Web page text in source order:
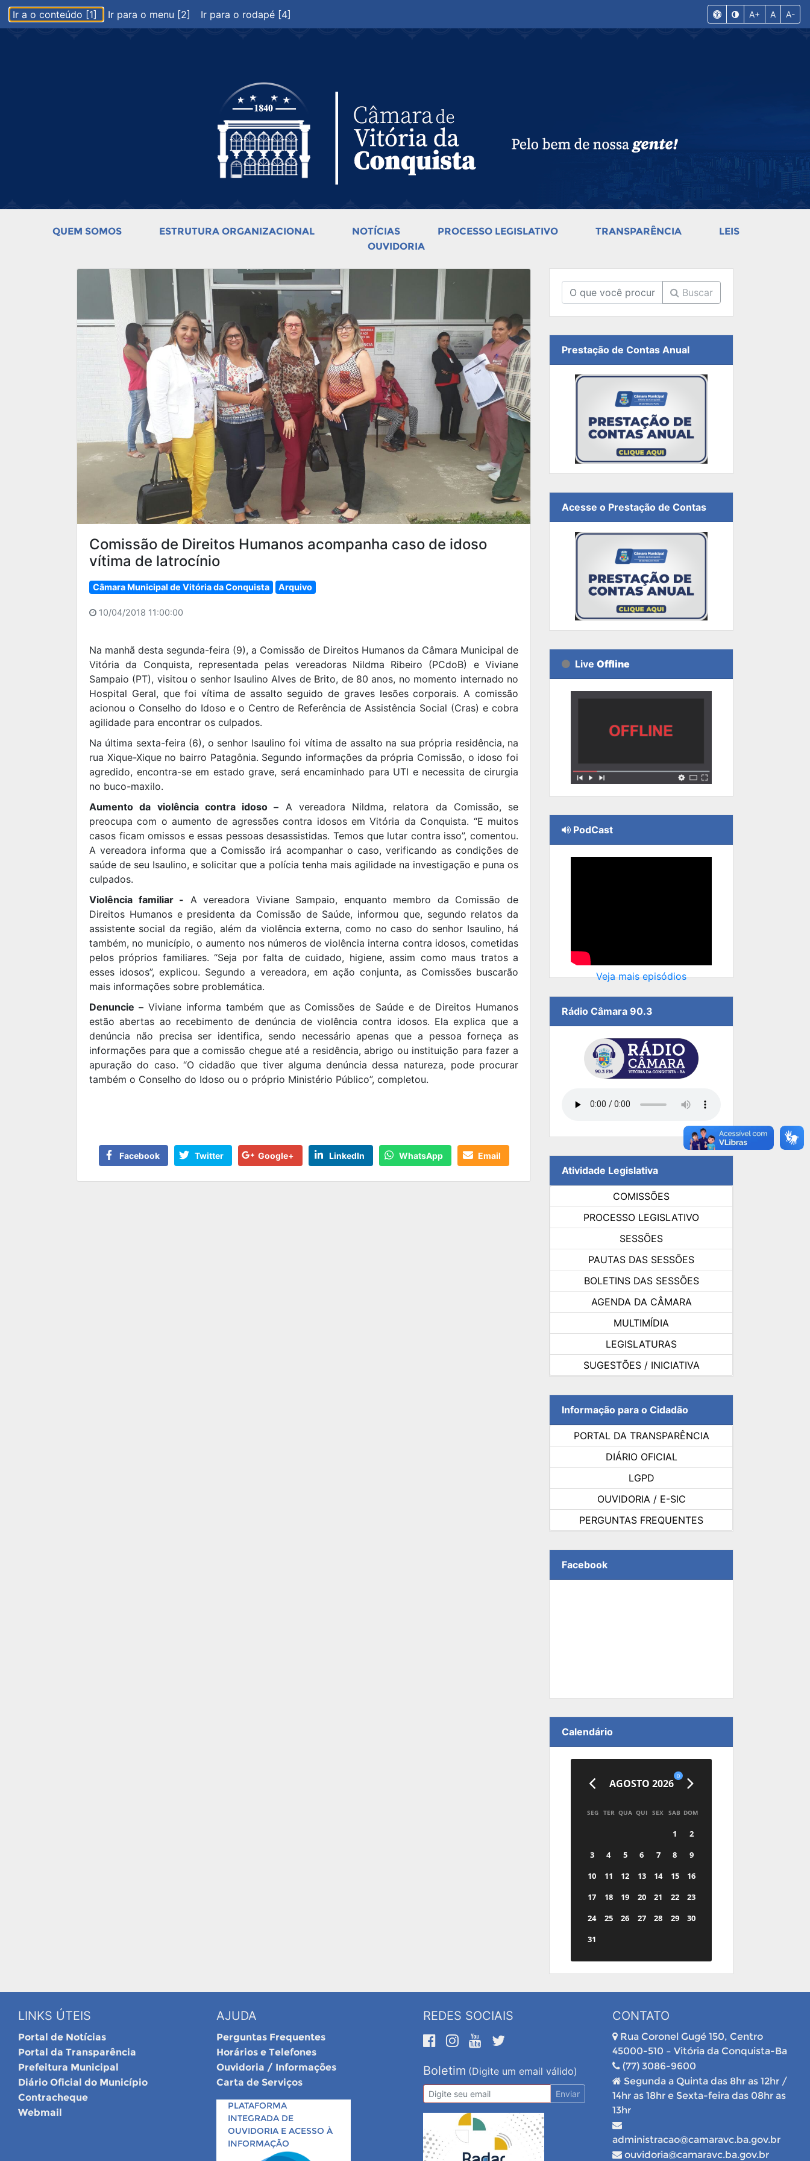
Ir a o conteúdo [1] Ir para o menu [2] Ir para o rodapé [4] A+ A A-
QUEM SOMOS ESTRUTURA ORGANIZACIONAL NOTÍCIAS PROCESSO LEGISLATIVO TRANSPARÊNCIA
LEIS
OUVIDORIA
Comissão de Direitos Humanos acompanha caso de idoso
vítima de latrocínio
Câmara Municipal de Vitória da Conquista Arquivo
10/04/2018 11:00:00
Na manhã desta segunda-feira (9), a Comissão de Direitos Humanos da Câmara Municipal de
Vitória da Conquista, representada pelas vereadoras Nildma Ribeiro (PCdoB) e Viviane
Sampaio (PT), visitou o senhor Isaulino Alves de Brito, de 80 anos, no momento internado no
Hospital Geral, que foi vítima de assalto seguido de graves lesões corporais. A comissão
acionou o Conselho do Idoso e o Centro de Referência de Assistência Social (Cras) e cobra
agilidade para encontrar os culpados.
Na última sexta-feira (6), o senhor Isaulino foi vítima de assalto na sua própria residência, na
rua Xique-Xique no bairro Patagônia. Segundo informações da própria Comissão, o idoso foi
agredido, encontra-se em estado grave, será encaminhado para UTI e necessita de cirurgia
no buco-maxilo.
Aumento da violência contra idoso – A vereadora Nildma, relatora da Comissão, se
preocupa com o aumento de agressões contra idosos em Vitória da Conquista. “E muitos
casos ficam omissos e essas pessoas desassistidas. Temos que lutar contra isso”, comentou.
A vereadora informa que a Comissão irá acompanhar o caso, verificando as condições de
saúde de seu Isaulino, e solicitar que a polícia tenha mais agilidade na investigação e puna os
culpados.
Violência familiar - A vereadora Viviane Sampaio, enquanto membro da Comissão de
Direitos Humanos e presidenta da Comissão de Saúde, informou que, segundo relatos da
assistente social da região, além da violência externa, como no caso do senhor Isaulino, há
também, no município, o aumento nos números de violência interna contra idosos, cometidas
pelos próprios familiares. “Seja por falta de cuidado, higiene, assim como maus tratos a
esses idosos”, explicou. Segundo a vereadora, em ação conjunta, as Comissões buscarão
mais informações sobre problemática.
Denuncie –Viviane informa também que as Comissões de Saúde e de Direitos Humanos
estão abertas ao recebimento de denúncia de violência contra idosos. Ela explica que a
denúncia não precisa ser identifica, sendo necessário apenas que a pessoa forneça as
informações para que a comissão chegue até a residência, abrigo ou instituição para fazer a
apuração do caso. “O cidadão que tiver alguma denúncia dessa natureza, pode procurar
também o Conselho do Idoso ou o próprio Ministério Público”, completou.
Facebook Twitter Google+ LinkedIn WhatsApp Email
Buscar
Prestação de Contas Anual
Acesse o Prestação de Contas
Live Offline
PodCast
Veja mais episódios
Rádio Câmara 90.3
Atividade Legislativa
COMISSÕES
PROCESSO LEGISLATIVO
SESSÕES
PAUTAS DAS SESSÕES
BOLETINS DAS SESSÕES
AGENDA DA CÂMARA
MULTIMÍDIA
LEGISLATURAS
SUGESTÕES / INICIATIVA
Informação para o Cidadão
PORTAL DA TRANSPARÊNCIA
DIÁRIO OFICIAL
LGPD
OUVIDORIA / E-SIC
PERGUNTAS FREQUENTES
Facebook
Calendário
AGOSTO 2026
0
SEG TER QUA QUI SEX SAB DOM
1
2
3
4 5 6 7 8
9
10
11 12 13 14 15
16
17
18 19 20 21 22
23
24
25 26 27 28 29
30
31
LINKS ÚTEIS
Portal de Notícias
Portal da Transparência
Prefeitura Municipal
Diário Oficial do Município
Contracheque
Webmail
AJUDA
Perguntas Frequentes
Horários e Telefones
Ouvidoria / Informações
Carta de Serviços
PLATAFORMA
INTEGRADA DE
OUVIDORIA E ACESSO À
INFORMAÇÃO
REDES SOCIAIS
Boletim (Digite um email válido)
Enviar
CONTATO
Rua Coronel Gugé 150, Centro
45000-510 – Vitória da Conquista-Ba
(77) 3086-9600
Segunda a Quinta das 8hr as 12hr /
14hr as 18hr e Sexta-feira das 08hr as
13hr
administracao@camaravc.ba.gov.br
ouvidoria@camaravc.ba.gov.br